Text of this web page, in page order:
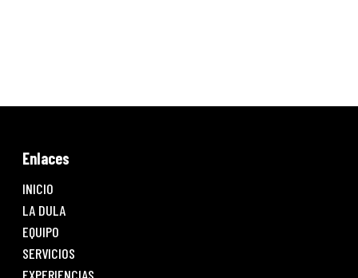
Enlaces
INICIO
LA DULA
EQUIPO
SERVICIOS